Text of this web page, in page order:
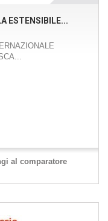
ESTENSIBILE...
al comparatore